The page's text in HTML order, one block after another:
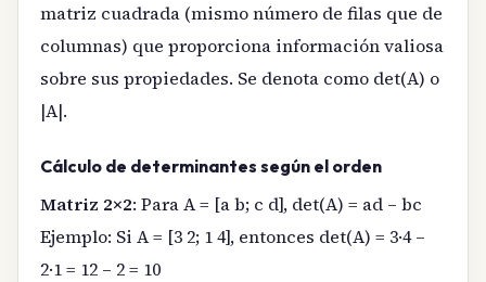
matriz cuadrada (mismo número de filas que de
columnas) que proporciona información valiosa
sobre sus propiedades. Se denota como det(A) o
|A|.
Cálculo de determinantes según el orden
Matriz 2×2: Para A = [a b; c d], det(A) = ad – bc
Ejemplo: Si A = [3 2; 1 4], entonces det(A) = 3·4 –
2·1 = 12 – 2 = 10